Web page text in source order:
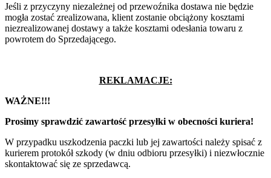
Jeśli z przyczyny niezależnej od przewoźnika dostawa nie będzie
mogła zostać zrealizowana, klient zostanie obciążony kosztami
niezrealizowanej dostawy a także kosztami odesłania towaru z
powrotem do Sprzedającego.
REKLAMACJE:
WAŻNE!!!
Prosimy sprawdzić zawartość przesyłki w obecności kuriera!
W przypadku uszkodzenia paczki lub jej zawartości należy spisać z
kurierem protokół szkody (w dniu odbioru przesyłki) i niezwłocznie
skontaktować się ze sprzedawcą.